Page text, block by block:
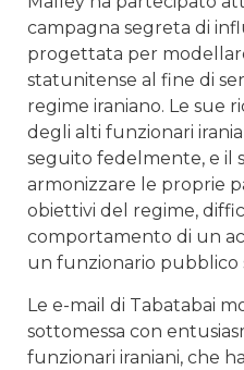
campagna segreta di
progettata per
statunitense al fine di
regime iraniano. Le sue
degli alti funzionari
seguito fedelmente, e il
armonizzare le proprie
obiettivi del regime,
comportamento di un
un funzionario pubblico
Le e-mail di Tabatabai
sottomessa con
funzionari iraniani, che